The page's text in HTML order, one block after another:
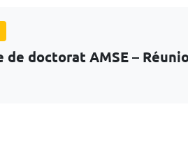
de doctorat AMSE –